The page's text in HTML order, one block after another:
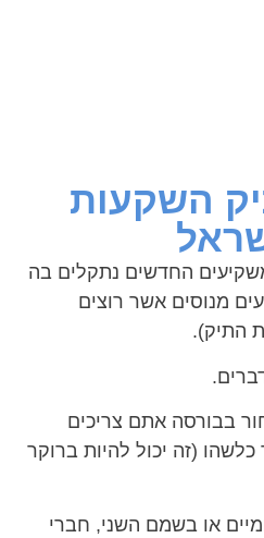
השקעות
החדשים נתקלים בה
מנוסים אשר רוצים
התיק).
בבורסה אתם צריכים
(זה יכול להיות ברוקר
או בשמם השני, חברי